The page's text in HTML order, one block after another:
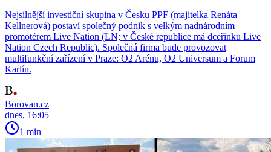
Nejsilnější investiční skupina v Česku PPF (majitelka Renáta
Kellnerová) postaví společný podnik s velkým nadnárodním
promotérem Live Nation (LN; v České republice má dceřinku Live
Nation Czech Republic). Společná firma bude provozovat
multifunkční zařízení v Praze: O2 Arénu, O2 Universum a Forum
Karlín.
Borovan.cz
dnes, 16:05
1 min